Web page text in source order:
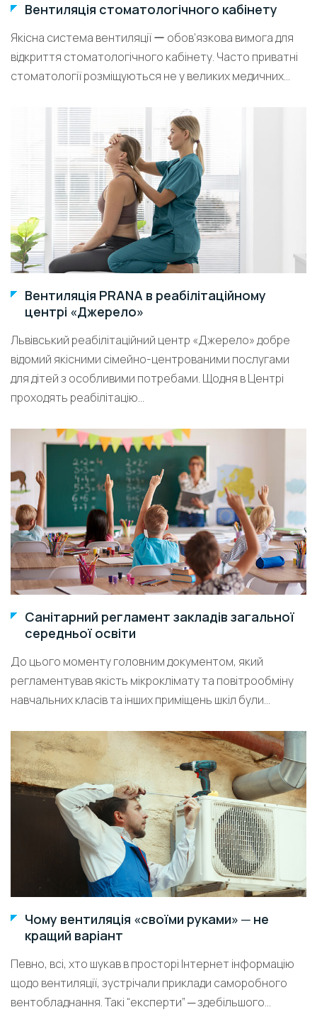
Вентиляція стоматологічного кабінету
Якісна система вентиляції ー обов’язкова вимога для
відкриття стоматологічного кабінету. Часто приватні
стоматології розміщуються не у великих медичних...
Вентиляція PRANA в реабілітаційному
центрі «Джерело»
Львівський реабілітаційний центр «Джерело» добре
відомий якісними сімейно-центрованими послугами
для дітей з особливими потребами. Щодня в Центрі
проходять реабілітацію...
Санітарний регламент закладів загальної
середньої освіти
До цього моменту головним документом, який
регламентував якість мікроклімату та повітрообміну
навчальних класів та інших приміщень шкіл були...
Чому вентиляція «своїми руками» ─ не
кращий варіант
Певно, всі, хто шукав в просторі Інтернет інформацію
щодо вентиляції, зустрічали приклади саморобного
вентобладнання. Такі “експерти” ─ здебільшого...